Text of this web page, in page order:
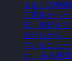
まあこの時
丁度良かっ
日、朝起き
点けながら
ているニュ
た。 ある程